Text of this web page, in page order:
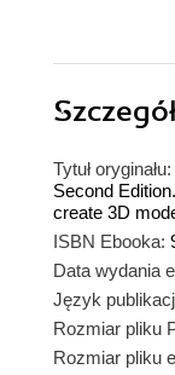
Tytuł oryginału:
Second
create 3D
ISBN Ebooka:
Data wydania
Język
Rozmiar pliku
Rozmiar pliku